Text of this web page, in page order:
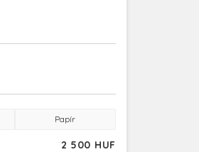
Papír
2 500 HUF